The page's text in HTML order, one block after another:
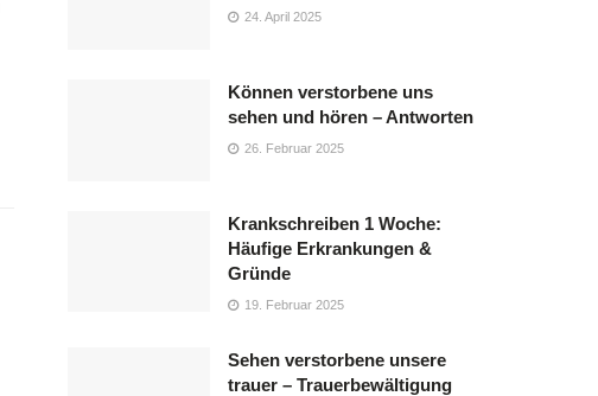
24. April 2025
Können verstorbene uns
sehen und hören – Antworten
26. Februar 2025
Krankschreiben 1 Woche:
Häufige Erkrankungen &
Gründe
19. Februar 2025
Sehen verstorbene unsere
trauer – Trauerbewältigung